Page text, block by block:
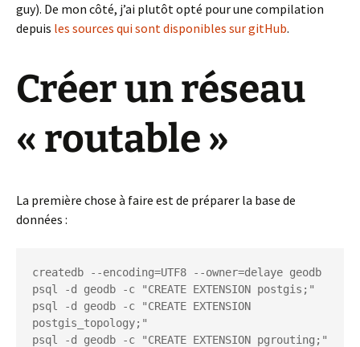
guy). De mon côté, j’ai plutôt opté pour une compilation
depuis les sources qui sont disponibles sur gitHub.
Créer un réseau
« routable »
La première chose à faire est de préparer la base de
données :
createdb --encoding=UTF8 --owner=delaye geodb
psql -d geodb -c "CREATE EXTENSION postgis;"
psql -d geodb -c "CREATE EXTENSION
postgis_topology;"
psql -d geodb -c "CREATE EXTENSION pgrouting;"